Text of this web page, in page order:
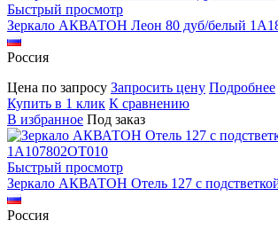
Быстрый просмотр
Зеркало АКВАТОН Леон 80 дуб/белый
Россия
Цена по запросу Запросить цену Подробнее
Купить в 1 клик К сравнению
В избранное Под заказ
Быстрый просмотр
Зеркало АКВАТОН Отель 127 с
Россия